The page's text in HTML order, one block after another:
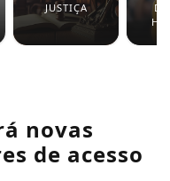
JUSTIÇA
novas
de acesso